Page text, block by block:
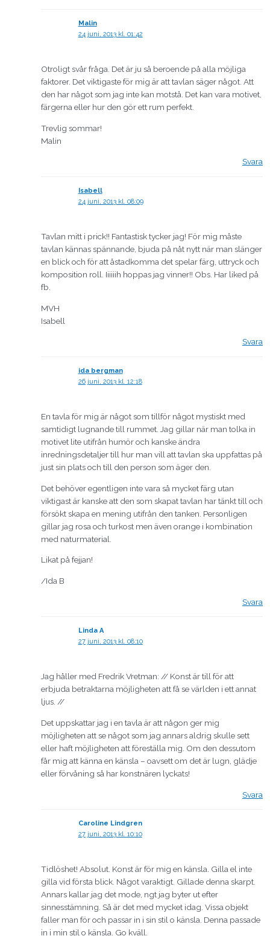
Malin
24 juni, 2013 kl. 01:42
Otroligt svår fråga. Det är ju så beroende på alla möjliga
faktorer. Det viktigaste för mig är att tavlan säger något. Att
den har något som jag inte kan motstå. Det kan vara motivet,
färgerna eller hur den gör ett rum perfekt.
Trevlig sommar!
Malin
Svara
Isabell
24 juni, 2013 kl. 08:09
Tavlan mitt i prick!! Fantastisk tycker jag! För mig måste
tavlan kännas spännande, bjuda på nåt nytt när man slänger
en blick och för att åstadkomma det spelar färg, uttryck och
komposition roll. Iiiiiih hoppas jag vinner!! Obs. Har liked på
fb.
MVH
Isabell
Svara
ida bergman
26 juni, 2013 kl. 12:18
En tavla för mig är något som tillför något mystiskt med
samtidigt lugnande till rummet. Jag gillar när man tolka in
motivet lite utifrån humör och kanske ändra
inredningsdetaljer till hur man vill att tavlan ska uppfattas på
just sin plats och till den person som äger den.
Det behöver egentligen inte vara så mycket färg utan
viktigast är kanske att den som skapat tavlan har tänkt till och
försökt skapa en mening utifrån den tanken. Personligen
gillar jag rosa och turkost men även orange i kombination
med naturmaterial.
Likat på fejjan!
/Ida B
Svara
Linda A
27 juni, 2013 kl. 08:10
Jag håller med Fredrik Vretman: // Konst är till för att
erbjuda betraktarna möjligheten att få se världen i ett annat
ljus. //
Det uppskattar jag i en tavla är att någon ger mig
möjligheten att se något som jag annars aldrig skulle sett
eller haft möjligheten att föreställa mig. Om den dessutom
får mig att känna en känsla – oavsett om det är lugn, glädje
eller förvåning så har konstnären lyckats!
Svara
Caroline Lindgren
27 juni, 2013 kl. 10:10
Tidlöshet! Absolut. Konst är för mig en känsla. Gilla el inte
gilla vid första blick. Något varaktigt. Gillade denna skarpt.
Annars kallar jag det mode, ngt jag byter ut efter
sinnesstämning. Så är det med mycket idag. Vissa objekt
faller man för och passar in i sin stil o känsla. Denna passade
in i min stil o känsla. Go kväll.